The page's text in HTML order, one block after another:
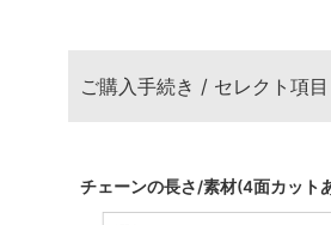
ご購入手続き / セレクト項目
チェーンの長さ/素材(4面カット